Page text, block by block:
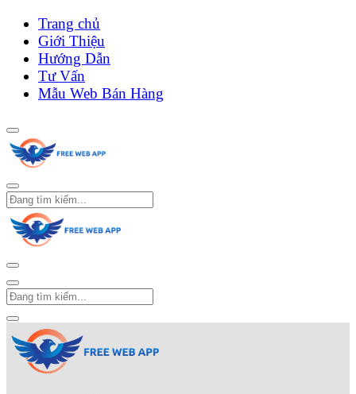
Trang chủ
Giới Thiệu
Hướng Dẫn
Tư Vấn
Mẫu Web Bán Hàng